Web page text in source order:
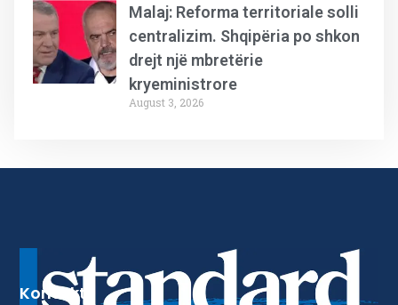
Malaj: Reforma territoriale solli
centralizim. Shqipëria po shkon
drejt një mbretërie
kryeministrore
August 3, 2026
Kontakt